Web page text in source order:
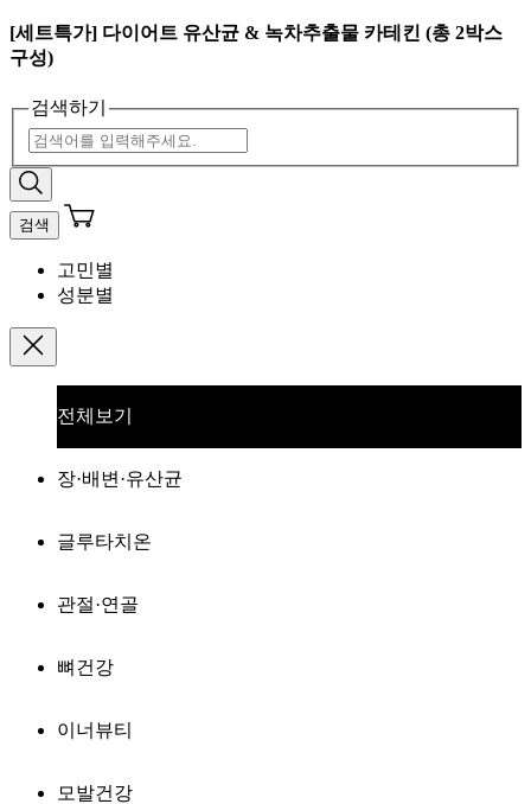
[세트특가] 다이어트 유산균 & 녹차추출물 카테킨 (총 2박스
구성)
검색하기
검색
고민별
성분별
전체보기
장·배변·유산균
글루타치온
관절·연골
뼈건강
이너뷰티
모발건강